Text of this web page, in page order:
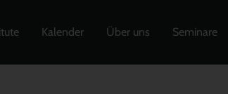
Kalender Über uns Seminare